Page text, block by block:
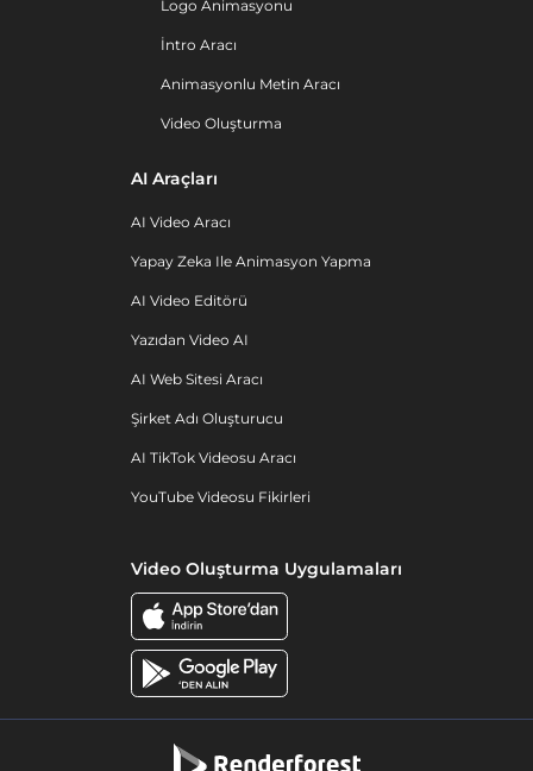
Logo Animasyonu
İntro Aracı
Animasyonlu Metin Aracı
Video Oluşturma
AI Araçları
AI Video Aracı
Yapay Zeka Ile Animasyon Yapma
AI Video Editörü
Yazıdan Video AI
AI Web Sitesi Aracı
Şirket Adı Oluşturucu
AI TikTok Videosu Aracı
YouTube Videosu Fikirleri
Video Oluşturma Uygulamaları